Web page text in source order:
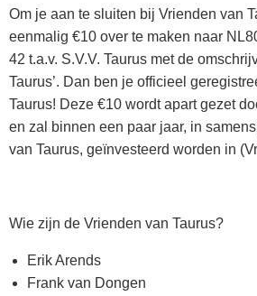
Om je aan te sluiten bij Vrienden van
eenmalig €10 over te maken naar
42 t.a.v. S.V.V. Taurus met de
Taurus’. Dan ben je officieel
Taurus! Deze €10 wordt apart gezet
en zal binnen een paar jaar, in
van Taurus, geïnvesteerd worden in
Wie zijn de Vrienden van Taurus?
Erik Arends
Frank van Dongen